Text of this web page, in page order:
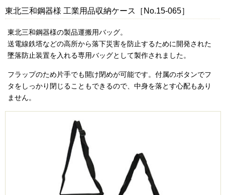
東北三和鋼器様 工業用品収納ケース［No.15-065］
東北三和鋼器様の製品運搬用バッグ。
送電線鉄塔などの高所から落下災害を防止するために開発された
墜落防止装置を入れる専用バッグとして製作されました。
フラップのため片手でも開け閉めが可能です。付属のボタンでフ
タをしっかり閉じることもできるので、中身を落とす心配もあり
ません。